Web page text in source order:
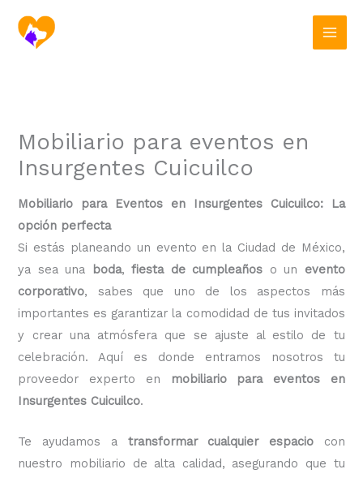
contenido
Mobiliario para eventos en
Insurgentes Cuicuilco
Mobiliario para Eventos en Insurgentes Cuicuilco: La
opción perfecta
Si estás planeando un evento en la Ciudad de México,
ya sea una
boda,fiesta de cumpleaños o un evento
corporativo, sabes que uno de los aspectos más
importantes es garantizar la comodidad de tus invitados
y crear una atmósfera que se ajuste al estilo de tu
celebración. Aquí es donde entramos nosotros tu
proveedor experto en
mobiliario para eventos en
Insurgentes Cuicuilco.
Te ayudamos a transformar cualquier espaciocon
nuestro mobiliario de alta calidad, asegurando que tu